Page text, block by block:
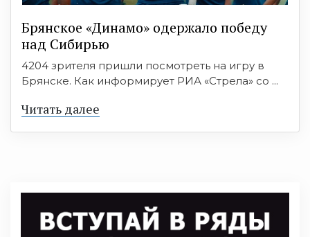
Брянское «Динамо» одержало победу
над Сибирью
4204 зрителя пришли посмотреть на игру в
Брянске. Как информирует РИА «Стрела» со ...
Читать далее